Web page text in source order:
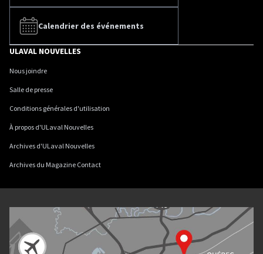
Calendrier des événements
ULAVAL NOUVELLES
Nous joindre
Salle de presse
Conditions générales d'utilisation
À propos d'ULaval Nouvelles
Archives d'ULaval Nouvelles
Archives du Magazine Contact